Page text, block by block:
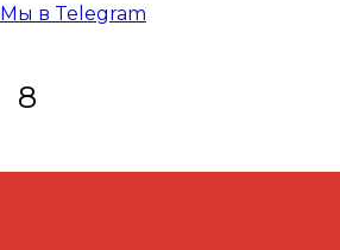
Мы в Telegram
8